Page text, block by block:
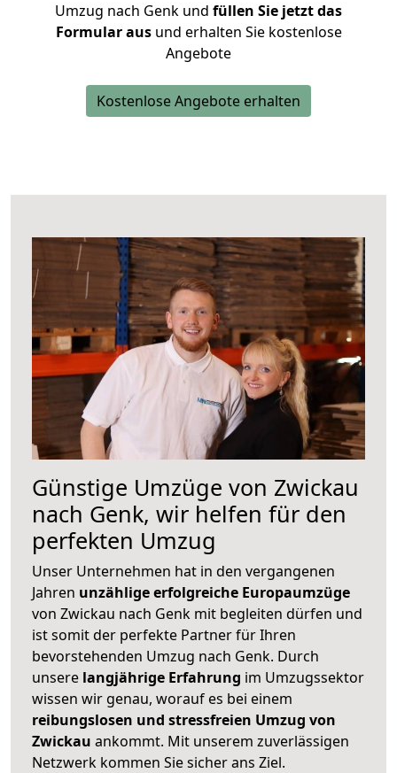
Umzug nach Genk und füllen Sie jetzt das
Formular ausund erhalten Sie kostenlose
Angebote
Kostenlose Angebote erhalten
Günstige Umzüge von Zwickau
nach Genk, wir helfen für den
perfekten Umzug
Unser Unternehmen hat in den vergangenen
Jahren unzählige erfolgreiche Europaumzüge
von Zwickau nach Genk mit begleiten dürfen und
ist somit der perfekte Partner für Ihren
bevorstehenden Umzug nach Genk. Durch
unsere langjährige Erfahrung im Umzugssektor
wissen wir genau, worauf es bei einem
reibungslosen und stressfreien Umzug von
Zwickau ankommt. Mit unserem zuverlässigen
Netzwerk kommen Sie sicher ans Ziel.